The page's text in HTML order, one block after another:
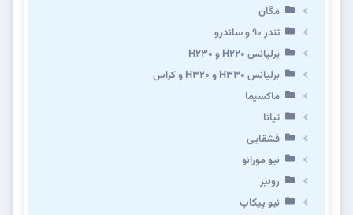
مگان
تندر ۹۰ و ساندرو
برلیانس H220 و H230
برلیانس H330 و H320 و کراس
ماکسیما
تیانا
قشقایی
نیو مورانو
رونیز
نیو پیکاپ